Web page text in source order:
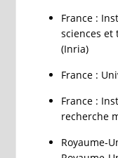
France :
sciences
(Inria)
France :
France :
recherche
Royaume-